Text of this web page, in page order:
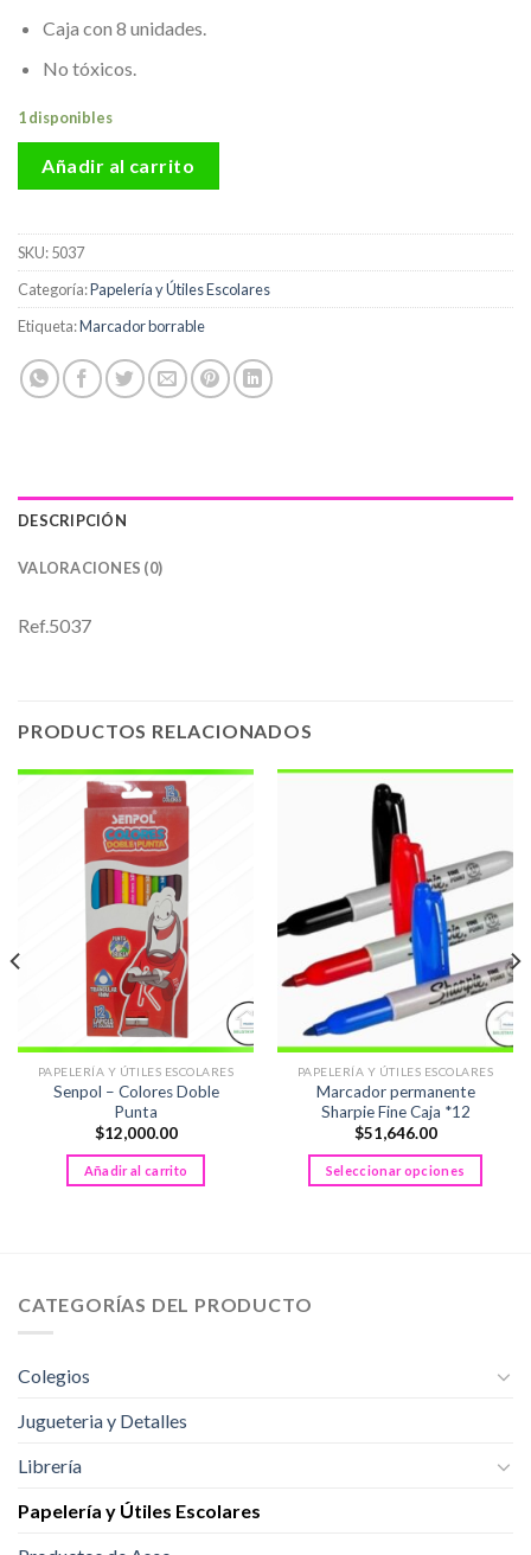
Caja con 8 unidades.
No tóxicos.
1 disponibles
Añadir al carrito
SKU:5037
Categoría:Papelería y Útiles Escolares
Etiqueta:Marcador borrable
DESCRIPCIÓN
VALORACIONES (0)
Ref.5037
PRODUCTOS RELACIONADOS
PAPELERÍA Y ÚTILES ESCOLARES
Senpol – Colores Doble
Punta
$12,000.00
Añadir al carrito
PAPELERÍA Y ÚTILES ESCOLARES
Marcador permanente
Sharpie Fine Caja *12
$51,646.00
Seleccionar opciones
CATEGORÍAS DEL PRODUCTO
Colegios
Jugueteria y Detalles
Librería
Papelería y Útiles Escolares